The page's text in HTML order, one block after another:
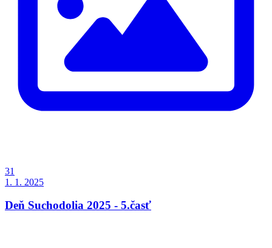
31
1. 1. 2025
Deň Suchodolia 2025 - 5.časť